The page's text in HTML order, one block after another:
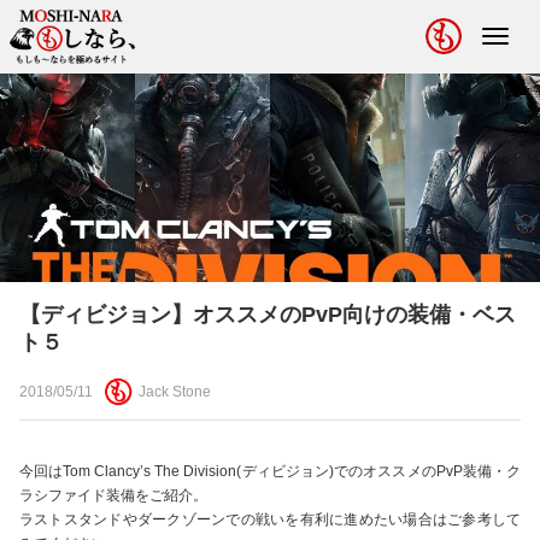
【ディビジョン】オススメのPvP向けの装備・ベス
ト５
2018/05/11 Jack Stone
今回はTom Clancy’s The Division(ディビジョン)でのオススメのPvP装備・ク
ラシファイド装備をご紹介。
ラストスタンドやダークゾーンでの戦いを有利に進めたい場合はご参考して